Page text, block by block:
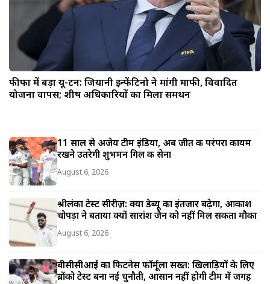
फीफा में बड़ा यू-टर्न: जियानी इन्फेंटिनो ने मांगी माफी, विवादित
योजना वापस; शीर्ष अधिकारियों का मिला समर्थन
11 साल से अजेय टीम इंडिया, अब जीत की परंपरा कायम
रखने उतरेगी शुभमन गिल की सेना
August 6, 2026
श्रीलंका टेस्ट सीरीज़: क्या डेब्यू का इंतजार बढ़ेगा, आकाश
चोपड़ा ने बताया क्यों सारांश जैन को नहीं मिल सकता मौका
August 6, 2026
बीसीसीआई का फिटनेस फॉर्मूला सख्त: खिलाड़ियों के लिए
ब्रोंको टेस्ट बना नई चुनौती, आसान नहीं होगी टीम में जगह